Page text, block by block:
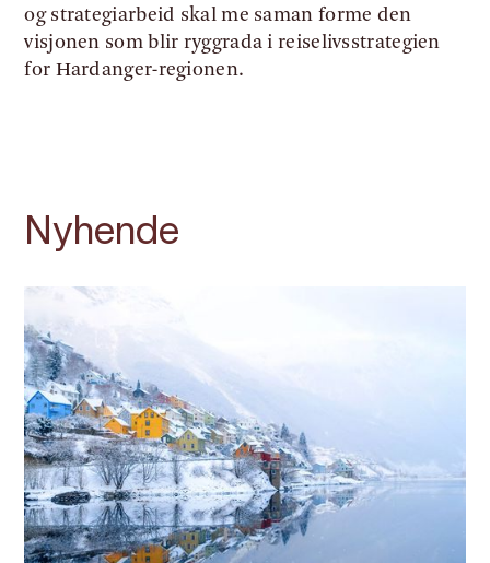
og strategiarbeid skal me saman forme den
visjonen som blir ryggrada i reiselivsstrategien
for Hardanger-regionen.
Nyhende